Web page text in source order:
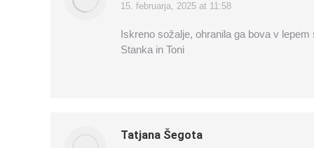
says:
15. februarja, 2025 at 11:58
Iskreno sožalje, ohranila ga bova v lepem
Stanka in Toni
Tatjana Šegota